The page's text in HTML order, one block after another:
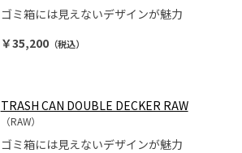
ゴミ箱には見えないデザインが魅力
￥35,200（税込）
TRASH CAN DOUBLE DECKER RAW
（RAW）
ゴミ箱には見えないデザインが魅力